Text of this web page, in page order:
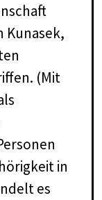
Kunasek,
(Mit
in
es